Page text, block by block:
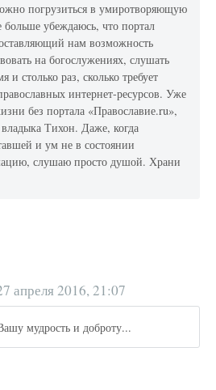
погрузиться в умиротворяющую
больше убеждаюсь, что портал
нам возможность
на богослужениях, слушать
и столько раз, сколько требует
интернет-ресурсов. Уже
без портала «Православие.ru»,
Тихон. Даже, когда
и ум не в состоянии
слушаю просто душой. Храни
апреля 2016, 21:07
мудрость и доброту...